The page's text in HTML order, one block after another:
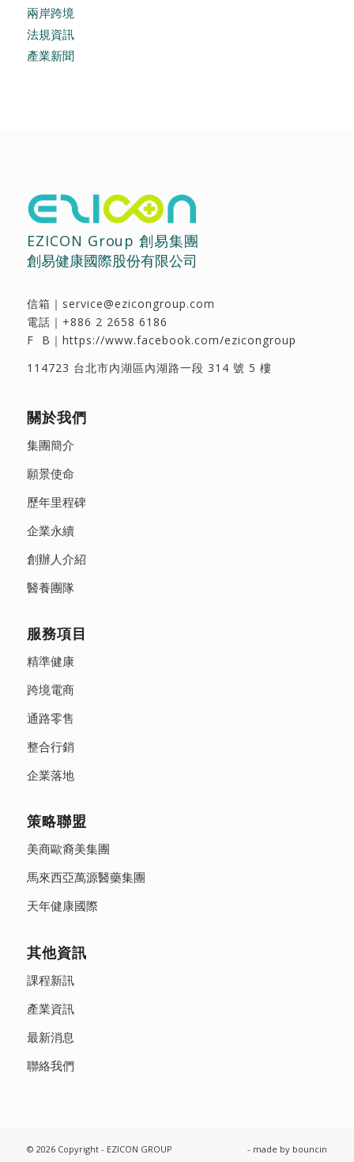
兩岸跨境
法規資訊
產業新聞
EZICON Group 創易集團
創易健康國際股份有限公司
信箱｜ service@ezicongroup.com
電話｜ +886 2 2658 6186
F B｜ https://www.facebook.com/ezicongroup
114723 台北市內湖區內湖路一段 314 號 5 樓
關於我們
集團簡介
願景使命
歷年里程碑
企業永續
創辦人介紹
醫養團隊
服務項目
精準健康
跨境電商
通路零售
整合行銷
企業落地
策略聯盟
美商歐裔美集團
馬來西亞萬源醫藥集團
天年健康國際
其他資訊
課程新訊
產業資訊
最新消息
聯絡我們
© 2026 Copyright - EZICON GROUP - made by bouncin